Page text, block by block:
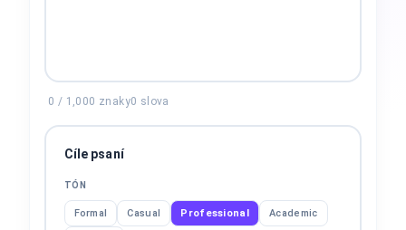
0 / 1,000 znaky0 slova
Cíle psaní
TÓN
Formal Casual Professional Academic